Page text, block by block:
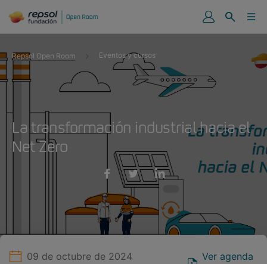
Repsol Open Room Eventos y cursos
La transformación industrial hacia el
Net Zero
09 de octubre de 2024
Ver agenda